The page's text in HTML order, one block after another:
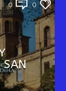
0 0
SAN